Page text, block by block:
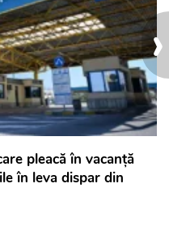
›
pleacă în vacanță
în leva dispar din